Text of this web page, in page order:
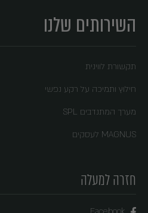
השירותים שלנו
תקשורת לווינית
חילוץ ותמיכה על רקע נפשי
מערך המתנדבים SPL
MAGNUS לעסקים
חזרה למעלה